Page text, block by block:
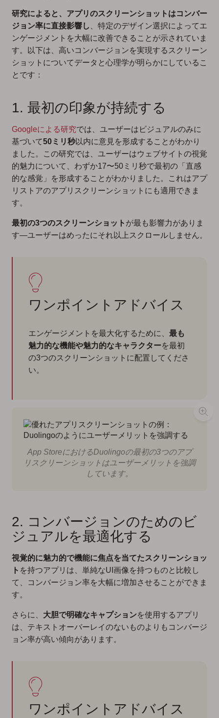
研究によると、アプリのスクリーンショットはコンバー
ジョン率に直接影響し
、特定のデザイン選択によってエ
ンゲージメントを大幅に改善できることが示されていま
す。以下は、高いコンバージョンを実現するスクリーン
ショットについてデータと心理学が明らかにしているこ
とです：
1. 最初の印象が持続する
Googleによる研究では、ユーザーはビジュアルのみに
基づいて50ミリ秒以内に意見を形成することがわかり
ました。この研究では、ユーザーはウェブサイトの視覚
的魅力について、わずか17〜50ミリ秒で最初の「直感
的な感覚」を形成することがわかりました。これはアプ
リストアのアプリスクリーンショットにも適用できま
す。
最初の3つのスクリーンショット が最も影響力がありま
す—ユーザーはめったにそれ以上スクロールしません。
ワンポイントアドバイス
エンゲージメントを最大化するために、 最も
魅力的な機能や魅力的なキャラクターを最初
の3つのスクリーンショットに配置してくださ
い。
App StoreにおけるDuolingoの最初の3つのアプ
リスクリーンショットはユーザーメリットを強調
しています。
2. コンバージョンのためのビ
ジュアルを最適化する
視覚的に魅力的で機能に焦点を当てたスクリーンショッ
ト を持つアプリは、単純なUI画像を持つものと比較し
て、コンバージョン率を大幅に増加させることができま
す。
さらに、 大胆で明確なキャプションを使用するアプリ
は、テキストオーバーレイのないものよりもコンバージ
ョン率が高い傾向があります。
ワンポイントアドバイス